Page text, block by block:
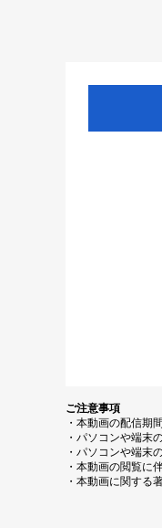
ご注意事項
・本動画の配信期
・パソコンや端末
・パソコンや端末
・本動画の閲覧に
・本動画に関する